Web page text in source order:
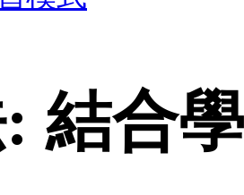
結合